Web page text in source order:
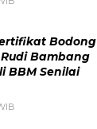
Bodong
Bambang
BBM Senilai